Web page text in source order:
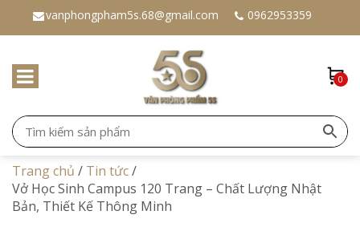
vanphongpham5s.68@gmail.com 0962953359
0
Trang chủ / Tin tức/
Vở Học Sinh Campus 120 Trang – Chất Lượng Nhật
Bản, Thiết Kế Thông Minh